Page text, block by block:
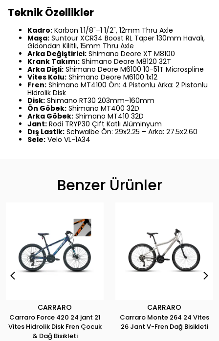
Teknik Özellikler
Kadro: Karbon 1.1/8"–1 1/2", 12mm Thru Axle
Maşa: Suntour XCR34 Boost RL Taper 130mm Havalı,
Gidondan Kilitli, 15mm Thru Axle
Arka Değiştirici: Shimano Deore XT M8100
Krank Takımı: Shimano Deore M8120 32T
Arka Dişli: Shimano Deore M6100 10-51T Microspline
Vites Kolu: Shimano Deore M6100 1x12
Fren: Shimano MT4100 Ön: 4 Pistonlu Arka: 2 Pistonlu
Hidrolik Disk
Disk: Shimano RT30 203mm–160mm
Ön Göbek: Shimano MT400 32D
Arka Göbek: Shimano MT410 32D
Jant: Rodi TRYP30 Çift Katlı Alüminyum
Dış Lastik: Schwalbe Ön: 29x2.25 – Arka: 27.5x2.60
Sele: Velo VL-1A34
Benzer Ürünler
CARRARO
Carraro Force 420 24 jant 21
Vites Hidrolik Disk Fren Çocuk
& Dağ Bisikleti
CARRARO
Carraro Monte 264 24 Vites
26 Jant V-Fren Dağ Bisikleti